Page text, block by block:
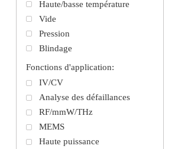
Haute/basse température
Vide
Pression
Blindage
Fonctions d'application:
IV/CV
Analyse des défaillances
RF/mmW/THz
MEMS
Haute puissance